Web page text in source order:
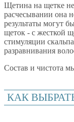
Щетина на щетке
расчесывании она
результаты могут
щеток - с жесткой
стимуляции
разравнивания
Состав и чистота
КАК